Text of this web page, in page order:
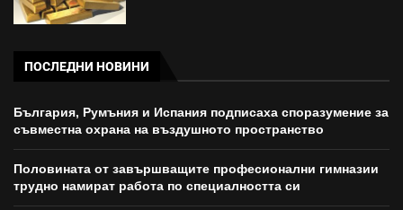
ПОСЛЕДНИ НОВИНИ
България, Румъния и Испания подписаха споразумение за
съвместна охрана на въздушното пространство
Половината от завършващите професионални гимназии
трудно намират работа по специалността си